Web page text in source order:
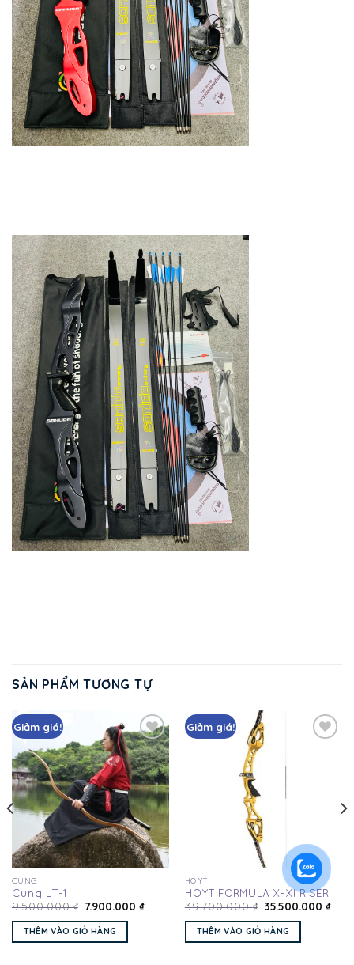
SẢN PHẨM TƯƠNG TỰ
Giảm giá!
Add
to
wishlist
CUNG
Cung LT-1
9.500.000₫ 7.900.000 ₫
THÊM VÀO GIỎ HÀNG
Giảm giá!
HOYT
HOYT FORMULA X-XI RISER
39.700.000₫ 35.500.000 ₫
THÊM VÀO GIỎ HÀNG